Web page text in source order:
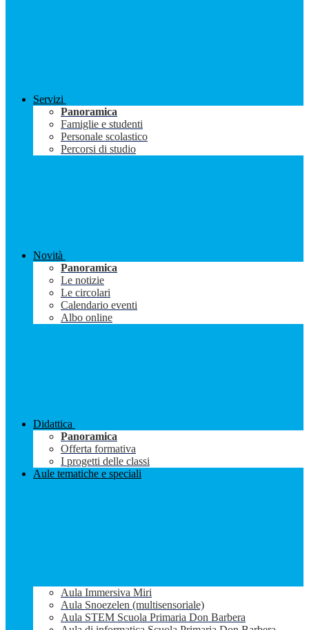
Servizi
Panoramica
Famiglie e studenti
Personale scolastico
Percorsi di studio
Novità
Panoramica
Le notizie
Le circolari
Calendario eventi
Albo online
Didattica
Panoramica
Offerta formativa
I progetti delle classi
Aule tematiche e speciali
Aula Immersiva Miri
Aula Snoezelen (multisensoriale)
Aula STEM Scuola Primaria Don Barbera